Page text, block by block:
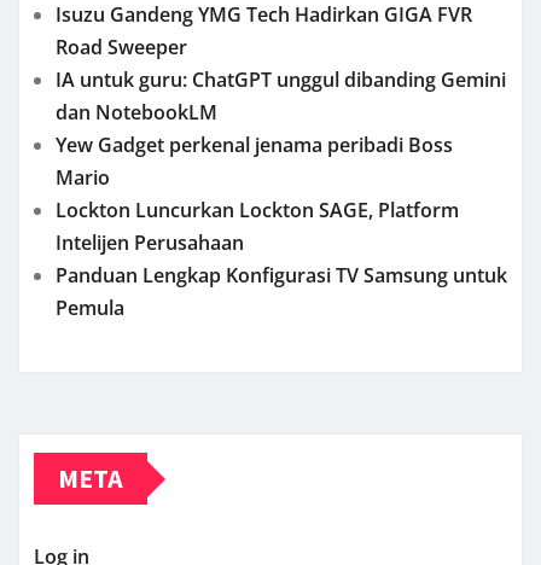
Isuzu Gandeng YMG Tech Hadirkan GIGA FVR
Road Sweeper
IA untuk guru: ChatGPT unggul dibanding Gemini
dan NotebookLM
Yew Gadget perkenal jenama peribadi Boss
Mario
Lockton Luncurkan Lockton SAGE, Platform
Intelijen Perusahaan
Panduan Lengkap Konfigurasi TV Samsung untuk
Pemula
META
Log in